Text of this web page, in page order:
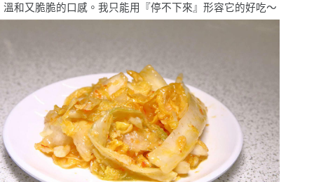
溫和又脆脆的口感。我只能用
『停不下來 』形容它的好吃〜